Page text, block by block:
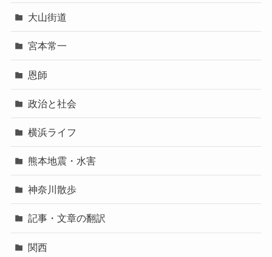
大山街道
宮本常一
恩師
政治と社会
横浜ライフ
熊本地震・水害
神奈川散歩
記事・文章の翻訳
関西